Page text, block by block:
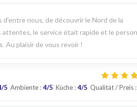
nous, de découvrir le Nord de la
attentes, le service était rapide et le
Au plaisir de vous revoir !
/5 Ambiente: 4/5 Küche: 4/5 Qualität / Preis: